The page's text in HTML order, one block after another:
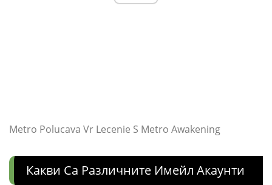
Metro Polucava Vr Lecenie S Metro Awakening
Какви Са Различните Имейл Акаунти